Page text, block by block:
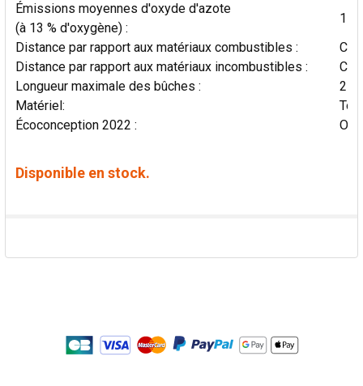
Émissions moyennes d'oxyde d'azote
(à 13 % d'oxygène) :
Distance par rapport aux matériaux combustibles :
Distance par rapport aux matériaux incombustibles :
Longueur maximale des bûches :
25
Matériel:
Écoconception 2022 :
Oui
Disponible en stock.